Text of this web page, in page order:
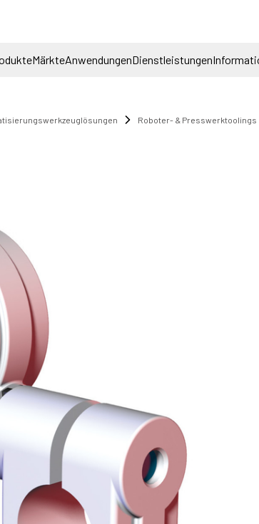
MärkteAnwendungenDienstleistungen
Roboter- & Presswerktoolings